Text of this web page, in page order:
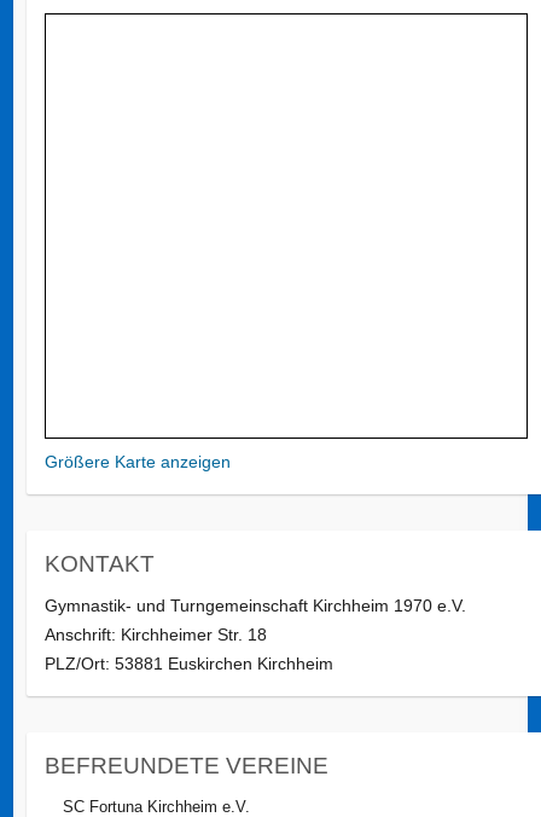
Größere Karte anzeigen
KONTAKT
Gymnastik- und Turngemeinschaft Kirchheim 1970 e.V.
Anschrift: Kirchheimer Str. 18
PLZ/Ort: 53881 Euskirchen Kirchheim
BEFREUNDETE VEREINE
SC Fortuna Kirchheim e.V.